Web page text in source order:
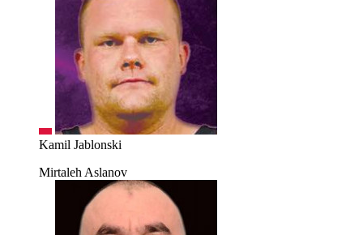
Kamil Jablonski
Mirtaleh Aslanov